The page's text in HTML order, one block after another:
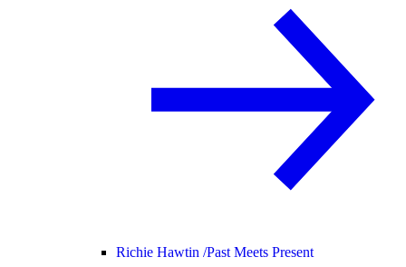
Richie Hawtin /Past Meets Present